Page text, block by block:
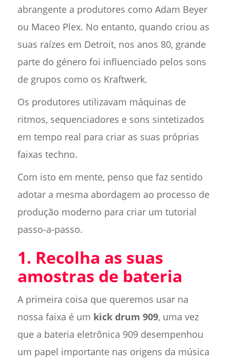
abrangente a produtores como Adam Beyer
ou Maceo Plex. No entanto, quando criou as
suas raízes em Detroit, nos anos 80, grande
parte do género foi influenciado pelos sons
de grupos como os Kraftwerk.
Os produtores utilizavam máquinas de
ritmos, sequenciadores e sons sintetizados
em tempo real para criar as suas próprias
faixas techno.
Com isto em mente, penso que faz sentido
adotar a mesma abordagem ao processo de
produção moderno para criar um tutorial
passo-a-passo.
1. Recolha as suas
amostras de bateria
A primeira coisa que queremos usar na
nossa faixa é um kick drum 909, uma vez
que a bateria eletrônica 909 desempenhou
um papel importante nas origens da música